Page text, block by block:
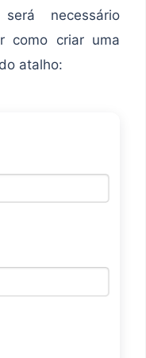
necessário
como criar uma
atalho: